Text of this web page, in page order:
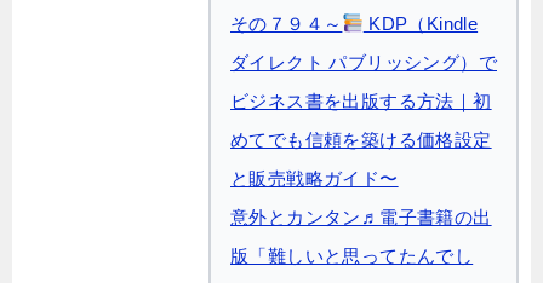
その７９４～
KDP（Kindle
ダイレクト パブリッシング）で
ビジネス書を出版する方法｜初
めてでも信頼を築ける価格設定
と販売戦略ガイド〜
意外とカンタン♬電子書籍の出
版「難しいと思ってたんでし